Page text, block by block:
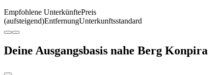
Empfohlene UnterkünftePreis
(aufsteigend)EntfernungUnterkunftsstandard
Deine Ausgangsbasis nahe Berg Konpira